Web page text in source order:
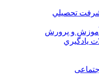
تحصيلي
آموزش و پرورش
يادگيري